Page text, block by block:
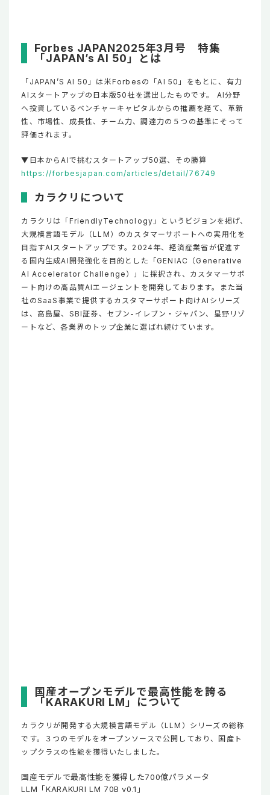
Forbes JAPAN2025年3月号 特集
「JAPAN’s AI 50」とは
「JAPAN’S AI 50」は米Forbesの「AI 50」をもとに、有力
AIスタートアップの日本版50社を選出したものです。 AI分野
へ投資しているベンチャーキャピタルからの推薦を経て、革新
性、市場性、成長性、チーム力、調達力の５つの基準にそって
評価されます。
▼日本からAIで挑むスタートアップ50選、その勝算
https://forbesjapan.com/articles/detail/76749
カラクリについて
カラクリは「FriendlyTechnology」というビジョンを掲げ、
大規模言語モデル（LLM）のカスタマーサポートへの実用化を
目指すAIスタートアップです。2024年、経済産業省が促進す
る国内生成AI開発強化を目的とした「GENIAC（Generative
AI Accelerator Challenge）」に採択され、カスタマーサポ
ート向けの高品質AIエージェントを開発しております。また当
社のSaaS事業で提供するカスタマーサポート向けAIシリーズ
は、高島屋、SBI証券、セブン-イレブン・ジャパン、星野リゾ
ートなど、各業界のトップ企業に選ばれ続けています。
国産オープンモデルで最高性能を誇る
「KARAKURI LM」について
カラクリが開発する大規模言語モデル（LLM）シリーズの総称
です。３つのモデルをオープンソースで公開しており、国産ト
ップクラスの性能を獲得いたしました。
国産モデルで最高性能を獲得した700億パラメータ
LLM「KARAKURI LM 70B v0.1」